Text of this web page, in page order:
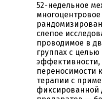
52-недельное
многоцентровое
слепое
проводимое в
группах с
эффективности,
переносимости
терапии с
фиксированной